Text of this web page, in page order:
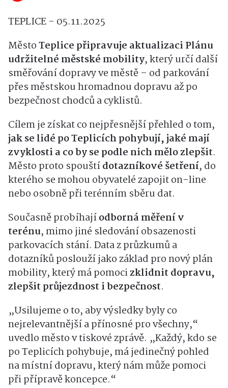
TEPLICE - 05.11.2025
MěstoTeplice připravuje aktualizaci Plánu
udržitelné městské mobility, který určí další
směřování dopravy ve městě – od parkování
přes městskou hromadnou dopravu až po
bezpečnost chodců a cyklistů.
Cílem je získat co nejpřesnější přehled o tom,
jak se lidé po Teplicích pohybují, jaké mají
zvyklosti a co by se podle nich mělo zlepšit.
Město proto spouštídotazníkové šetření, do
kterého se mohou obyvatelé zapojit on-line
nebo osobně při terénním sběru dat.
Současně probíhajíodborná měření v
terénu, mimo jiné sledování obsazenosti
parkovacích stání. Data z průzkumů a
dotazníků poslouží jako základ pro nový plán
mobility, který má pomocizklidnit dopravu,
zlepšit průjezdnost i bezpečnost.
„Usilujeme o to, aby výsledky byly co
nejrelevantnější a přínosné pro všechny,“
uvedlo město v tiskové zprávě. „Každý, kdo se
po Teplicích pohybuje, má jedinečný pohled
na místní dopravu, který nám může pomoci
při přípravě koncepce.“